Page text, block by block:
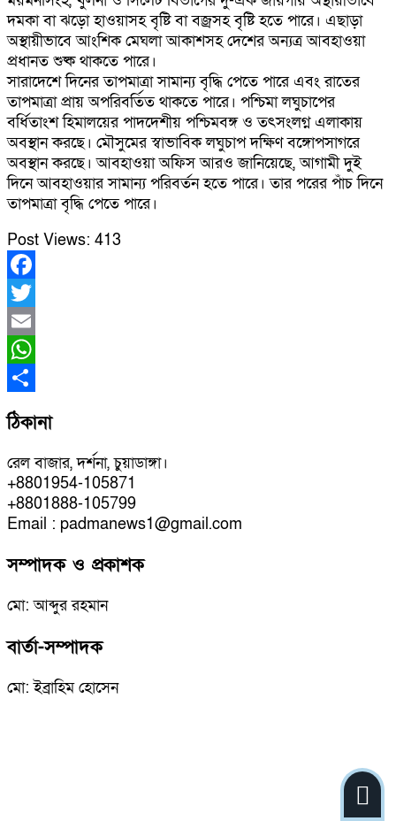
দমকা বা ঝড়ো হাওয়াসহ বৃষ্টি বা বজ্রসহ বৃষ্টি হতে পারে। এছাড়া
অস্থায়ীভাবে আংশিক মেঘলা আকাশসহ দেশের অন্যত্র আবহাওয়া
প্রধানত শুষ্ক থাকতে পারে।
সারাদেশে দিনের তাপমাত্রা সামান্য বৃদ্ধি পেতে পারে এবং রাতের
তাপমাত্রা প্রায় অপরিবর্তিত থাকতে পারে। পশ্চিমা লঘুচাপের
বর্ধিতাংশ হিমালয়ের পাদদেশীয় পশ্চিমবঙ্গ ও তৎসংলগ্ন এলাকায়
অবস্থান করছে। মৌসুমের স্বাভাবিক লঘুচাপ দক্ষিণ বঙ্গোপসাগরে
অবস্থান করছে। আবহাওয়া অফিস আরও জানিয়েছে, আগামী দুই
দিনে আবহাওয়ার সামান্য পরিবর্তন হতে পারে। তার পরের পাঁচ দিনে
তাপমাত্রা বৃদ্ধি পেতে পারে।
Post Views: 413
Facebook
Twitter
Email
WhatsApp
Share
ঠিকানা
রেল বাজার, দর্শনা, চুয়াডাঙ্গা।
+8801954-105871
+8801888-105799
Email : padmanews1@gmail.com
সম্পাদক ও প্রকাশক
মো: আব্দুর রহমান
বার্তা-সম্পাদক
মো: ইব্রাহিম হোসেন